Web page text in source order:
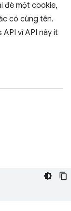
đè một cookie,
có cùng tên.
vì API này ít